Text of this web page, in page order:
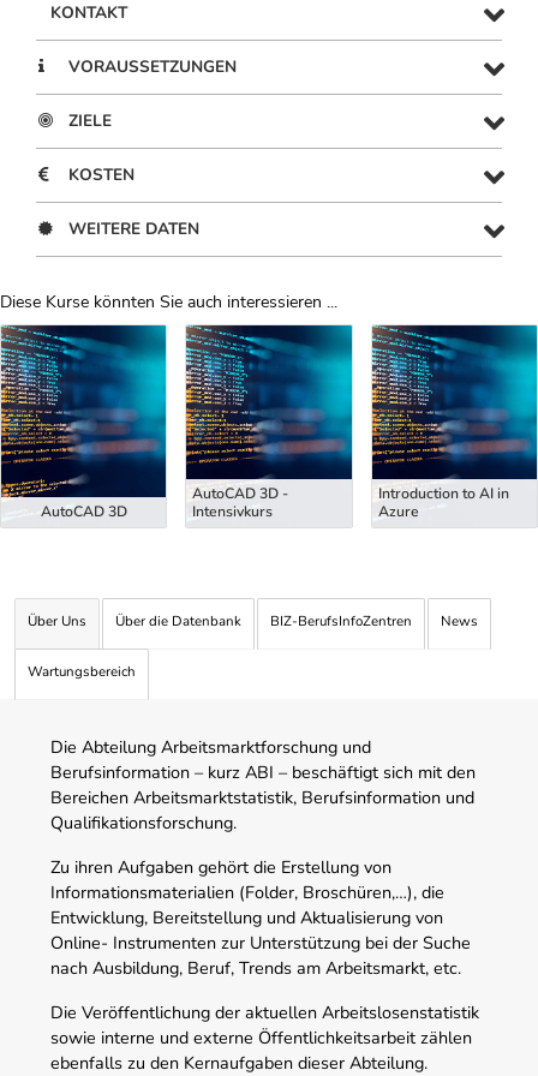
KONTAKT
VORAUSSETZUNGEN
ZIELE
KOSTEN
WEITERE DATEN
Diese Kurse könnten Sie auch interessieren ...
Uber Weiterbildungsvorschläge
AutoCAD 3D
AutoCAD 3D -
Intensivkurs
Introduction to AI in
Azure
Über Uns Über die Datenbank BIZ-BerufsInfoZentren News
Wartungsbereich
Die Abteilung Arbeitsmarktforschung und
Berufsinformation – kurz ABI – beschäftigt sich mit den
Bereichen Arbeitsmarktstatistik, Berufsinformation und
Qualifikationsforschung.
Zu ihren Aufgaben gehört die Erstellung von
Informationsmaterialien (Folder, Broschüren,…), die
Entwicklung, Bereitstellung und Aktualisierung von
Online- Instrumenten zur Unterstützung bei der Suche
nach Ausbildung, Beruf, Trends am Arbeitsmarkt, etc.
Die Veröffentlichung der aktuellen Arbeitslosenstatistik
sowie interne und externe Öffentlichkeitsarbeit zählen
ebenfalls zu den Kernaufgaben dieser Abteilung.